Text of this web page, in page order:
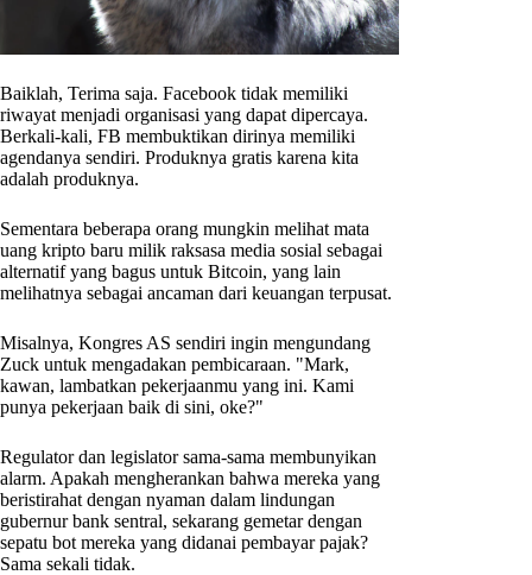
Baiklah, Terima saja. Facebook tidak memiliki
riwayat menjadi organisasi yang dapat dipercaya.
Berkali-kali, FB membuktikan dirinya memiliki
agendanya sendiri. Produknya gratis karena kita
adalah produknya.
Sementara beberapa orang mungkin melihat mata
uang kripto baru milik raksasa media sosial sebagai
alternatif yang bagus untuk Bitcoin, yang lain
melihatnya sebagai ancaman dari keuangan terpusat.
Misalnya, Kongres AS sendiri ingin mengundang
Zuck untuk mengadakan pembicaraan. "Mark,
kawan, lambatkan pekerjaanmu yang ini. Kami
punya pekerjaan baik di sini, oke?"
Regulator dan legislator sama-sama membunyikan
alarm. Apakah mengherankan bahwa mereka yang
beristirahat dengan nyaman dalam lindungan
gubernur bank sentral, sekarang gemetar dengan
sepatu bot mereka yang didanai pembayar pajak?
Sama sekali tidak.